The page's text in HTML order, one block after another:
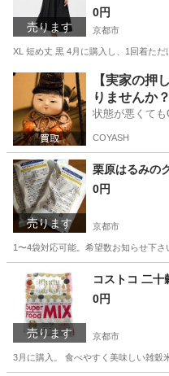
売ります
0円
京都市
XL 短め丈 黒 4月に購入し、1回着た
京都 京都市 その他
【実家の押
りませんか？
状態が悪くても
COYASH
売ります
栗原はるみの
0円
京都市
1〜4袋対応可能。希望数お知らせ下
京都 京都市 その他 セブ
売ります
コストコ 二
0円
京都市
3月に購入。 食べやすく美味しい雑